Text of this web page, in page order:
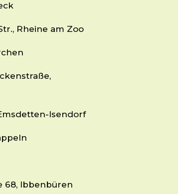
Rheine am Zoo
Isendorf
68, Ibbenbüren